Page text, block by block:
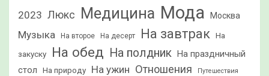
2023 Люкс Медицина Мода Москва
Музыка На второе На десерт На завтрак На
закуску На обед На полдник На праздничный
стол
На природу На ужин Отношения Путешествия